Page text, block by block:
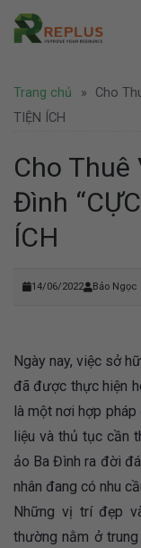
Skip
Giới thiệu
Hồ sơ năng lực
Dịch vụ
Coworking Space
Thuê chỗ ngồi làm việc
Văn phòng trọn gói
Thuê phòng họp
Văn phòng Hà Nội
Thành lập công ty
Tư vấn pháp lý
Bảo hộ thương hiệu
Tin tức
Văn phòng
Doanh nghiệp
Khuyến mãi
Tuyển dụng
Hình ảnh
Địa điểm Thành Phố
Địa điểm nước ngoài
Liên hệ
Trang chủ »
Cho
TIỆN ÍCH
Cho Thuê
Đình
ÍCH
14/06/2022 Bảo Ngọc
Ngày nay, việc sở
đã được thực hiện
là một nơi hợp
liệu và thủ tục cần
ảo Ba Đình ra đời
nhân đang có nhu
Những vị trí đẹp
thường nằm ở